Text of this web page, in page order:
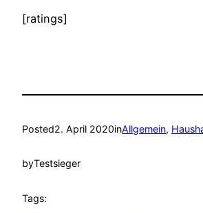
[ratings]
Posted2. April 2020inAllgemein,
byTestsieger
Tags: